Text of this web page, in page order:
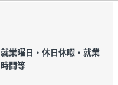
就業曜日・休日休暇・就業
時間等